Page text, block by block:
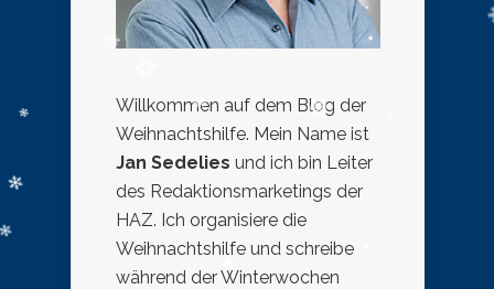
Willkommen auf dem Blog der
Weihnachtshilfe. Mein Name ist
Jan Sedelies und ich bin Leiter
des Redaktionsmarketings der
HAZ. Ich organisiere die
Weihnachtshilfe und schreibe
während der Winterwochen